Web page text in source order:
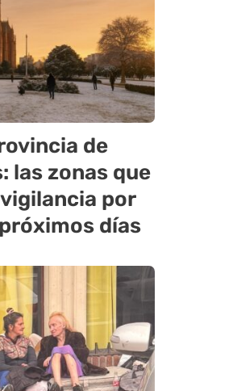
de
las zonas que
por
días